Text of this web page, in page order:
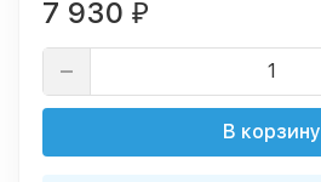
7 930 ₽
В корзину